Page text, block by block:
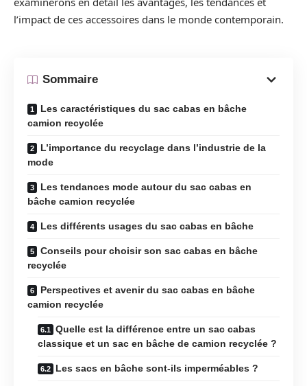
l’impact de ces accessoires dans le monde contemporain.
Sommaire
Les caractéristiques du sac cabas en bâche
camion recyclée
L’importance du recyclage dans l’industrie de la
mode
Les tendances mode autour du sac cabas en
bâche camion recyclée
Les différents usages du sac cabas en bâche
Conseils pour choisir son sac cabas en bâche
recyclée
Perspectives et avenir du sac cabas en bâche
camion recyclée
Quelle est la différence entre un sac cabas
classique et un sac en bâche de camion recyclée ?
Les sacs en bâche sont-ils imperméables ?